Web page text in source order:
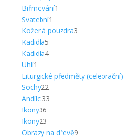
Biřmování1
Svatební1
produkt
Kožená pouzdra33
Kadidla55
produktů
Kadidla44
Uhlí1
produkt
Liturgické předměty (celebrační)
Sochy2222
produktů
Andílci3333
Ikony3636
produktů
Ikony2323
produktů
Obrazy na dřevě99